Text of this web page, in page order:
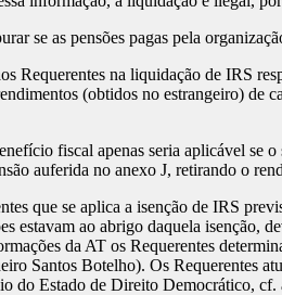
se as pensões pagas pela
Requerentes na liquidação de IRS
(obtidos no estrangeiro) de
fiscal apenas seria aplicável se
auferida no anexo J, retirando o
que se aplica a isenção de IRS
estavam ao abrigo daquela
da AT os Requerentes
Santos Botelho). Os Requerentes
do Estado de Direito Democrático, cf.